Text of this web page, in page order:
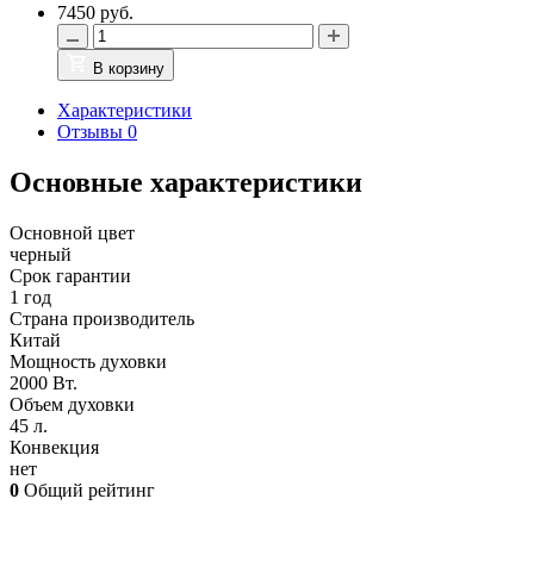
7450 руб.
В корзину
Характеристики
Отзывы 0
Основные характеристики
Основной цвет
черный
Срок гарантии
1 год
Страна производитель
Китай
Мощность духовки
2000 Вт.
Объем духовки
45 л.
Конвекция
нет
0 Общий рейтинг